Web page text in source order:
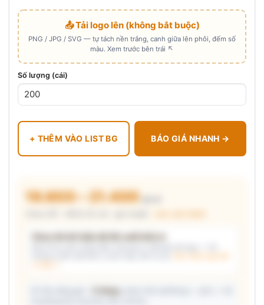
📤 Tải logo lên (không bắt buộc)
PNG / JPG / SVG — tự tách nền trắng, canh giữa lên phôi, đếm số
màu. Xem trước bên trái ↖
Số lượng (cái)
+ THÊM VÀO LIST BG BÁO GIÁ NHANH →
19.800 – 21.400